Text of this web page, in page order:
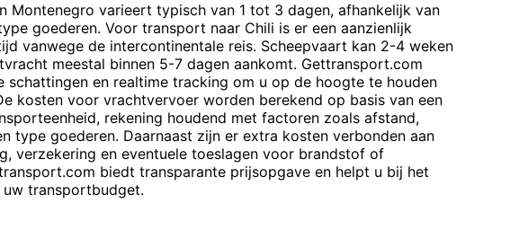
Montenegro varieert typisch van 1 tot 3 dagen, afhankelijk van
goederen. Voor transport naar Chili is er een aanzienlijk
vanwege de intercontinentale reis. Scheepvaart kan 2-4 weken
meestal binnen 5-7 dagen aankomt. Gettransport.com
schattingen en realtime tracking om u op de hoogte te houden
kosten voor vrachtvervoer worden berekend op basis van een
rekening houdend met factoren zoals afstand,
type goederen. Daarnaast zijn er extra kosten verbonden aan
verzekering en eventuele toeslagen voor brandstof of
biedt transparante prijsopgave en helpt u bij het
transportbudget.